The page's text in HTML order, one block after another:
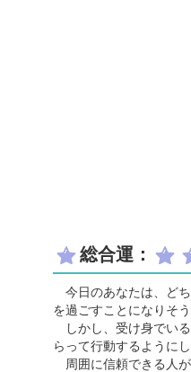
総合運：
今日のあなたは、ど
を過ごすことになりそう
しかし、受け身でい
らって行動するように
周囲に信頼できる人